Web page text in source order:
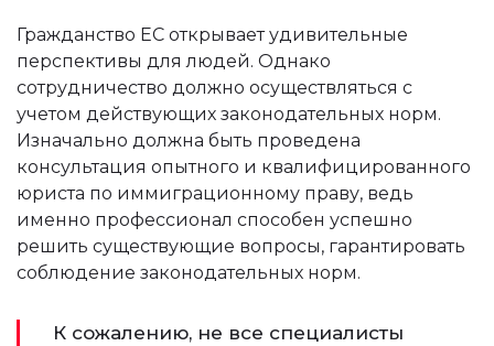
Гражданство ЕС открывает удивительные
перспективы для людей. Однако
сотрудничество должно осуществляться с
учетом действующих законодательных норм.
Изначально должна быть проведена
консультация опытного и квалифицированного
юриста по иммиграционному праву, ведь
именно профессионал способен успешно
решить существующие вопросы, гарантировать
соблюдение законодательных норм.
К сожалению, не все специалисты